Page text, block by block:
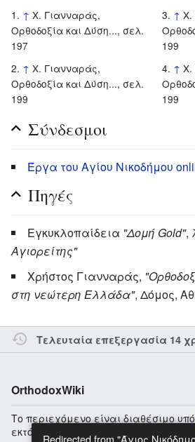
↑ Χ. Γιανναράς,
Ορθοδοξία και Δύση..., σελ.
197
↑ Χ. Γιανναράς,
Ορθοδοξία και Δύση..., σελ.
199
↑ Χ.
199
↑ Χ.
199
Σύνδεσμοι
Έργα του Αγίου Νικοδήμου
Πηγές
Εγκυκλοπαίδεια "Δομή Gold",
Αγιορείτης"
Χρήστος Γιανναράς,
στη νεώτερη Ελλάδα", Δόμος,
Τελευταία επεξεργασία 14
OrthodoxWiki
Το περιεχόμενο είναι διαθέσιμο
εκτός αν αναφέρεται διαφορετικά.